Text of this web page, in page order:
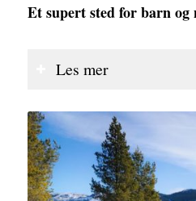
Et supert sted for barn og
Les mer